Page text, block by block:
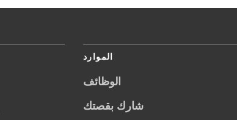
الموارد
الوظائف
شارك بقصتك